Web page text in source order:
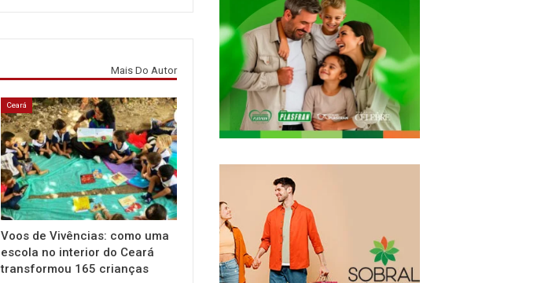
Mais Do Autor
Ceará
Voos de Vivências: como uma
escola no interior do Ceará
transformou 165 crianças